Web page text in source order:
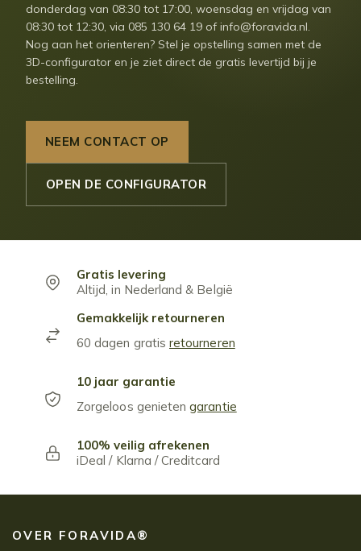
donderdag van 08:30 tot 17:00, woensdag en vrijdag van
08:30 tot 12:30, via 085 130 64 19 ofinfo@foravida.nl.
Nog aan het orienteren? Stel je opstelling samen met de
3D-configurator en je ziet direct de gratis levertijd bij je
bestelling.
NEEM CONTACT OP
OPEN DE CONFIGURATOR
Gratis levering
Altijd, in Nederland & België
Gemakkelijk retourneren
60 dagen gratisretourneren
10 jaar garantie
Zorgeloos genietengarantie
100% veilig afrekenen
iDeal / Klarna / Creditcard
OVER FORAVIDA®